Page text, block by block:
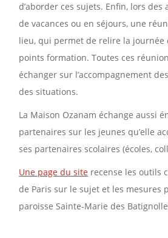
d’aborder ces sujets. Enfin, lors
de vacances ou en séjours, une
lieu, qui permet de relire la journée
points formation. Toutes ces
échanger sur l’accompagnement
des situations.
La Maison Ozanam échange aussi
partenaires sur les jeunes qu’elle
ses partenaires scolaires (écoles,
Une page du site recense les outils
de Paris sur le sujet et les mesures
paroisse Sainte-Marie des